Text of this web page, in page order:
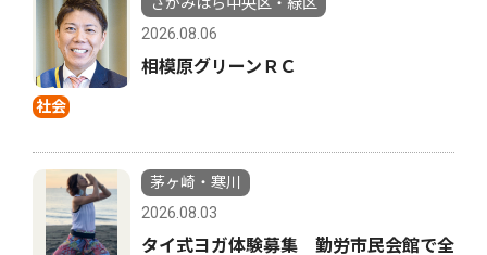
社会
2026.08.06
相模原グリーンＲＣ
茅ヶ崎・寒川
2026.08.03
タイ式ヨガ体験募集 勤労市民会館で全